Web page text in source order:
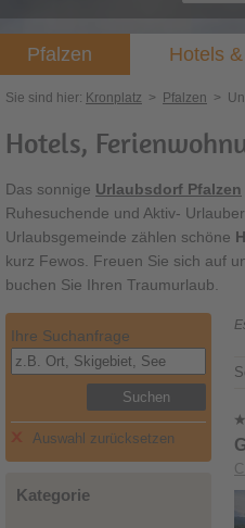
Pfalzen Hotels
Sie sind hier: Kronplatz > Pfalzen >
Hotels,
Das sonnige Urlaubsdorf Pfalzen
Ruhesuchende und Aktiv-
Urlaubsgemeinde zählen schöne
kurz Fewos. Freuen Sie sich auf
buchen Sie Ihren Traumurlaub.
Ihre Suchanfrage
Suchen
Auswahl zurücksetzen
Kategorie